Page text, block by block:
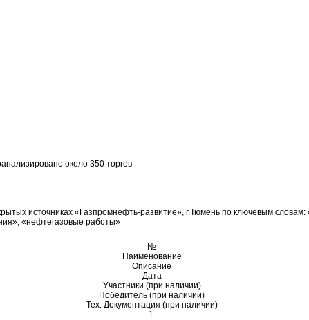
...
около 350 торгов
источниках «Газпромнефть-развитие», г.Тюмень по ключевым
«нефтегазовые работы»
№
Наименование
Описание
Дата
Участники (при наличии)
Победитель (при наличии)
Тех. Документация (при наличии)
1.